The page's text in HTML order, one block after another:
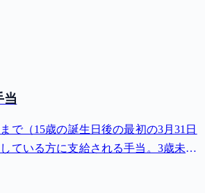
当
で（15歳の誕生日後の最初の3月31日
ている方に支給される手当。3歳未満
中学生は月額10,000円。